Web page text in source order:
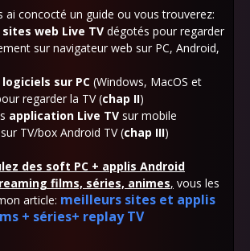
ai concocté un guide ou vous trouverez:
sites web Live TV dégotés pour regarder
sur navigateur web sur PC, Android,
logiciels sur PC (Windows, MacOS et
regarder la TV (chap II)
application Live TV sur mobile
TV/box Android TV (chap III)
des soft PC + applis Android
films, séries, animes, vous les
article: meilleurs sites et applis
+ séries+ replay TV